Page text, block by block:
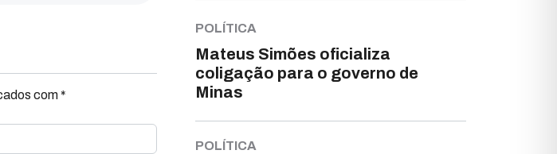
com *
POLÍTICA
Mateus Simões oficializa
coligação para o governo de
Minas
POLÍTICA